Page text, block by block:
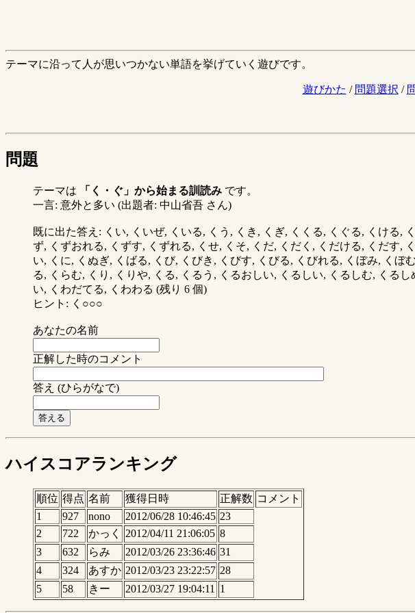
テーマに沿って人が思いつかない単語を挙げていく遊びです。
遊びかた / 問題選択 /
問題
テーマは 「く・ぐ」から始まる訓読み です。
一言: 意外と多い (出題者: 中山省吾 さん)
既に出た答え: くい, くいぜ, くいる, くう, くき, くぎ, くくる, くぐる, くける,
ず, くずおれる, くずす, くずれる, くせ, くそ, くだ, くだく, くだける, くだす,
い, くに, くぬぎ, くばる, くび, くびき, くびす, くびる, くびれる, くぼみ, く
る, くらむ, くり, くりや, くる, くるう, くるおしい, くるしい, くるしむ, くる
い, くわだてる, くわわる (残り 6 個)
ヒント: く○○○
あなたの名前
正解した時のコメント
答え (ひらがなで)
ハイスコアランキング
順位 得点 名前 獲得日時 正解数 コメント
1
927 nono 2012/06/28 10:46:45 23
2
722 かっく 2012/04/11 21:06:05 8
3
632 らみ 2012/03/26 23:36:46 31
4
324 あすか 2012/03/23 23:22:57 28
5
58 きー 2012/03/27 19:04:11 1